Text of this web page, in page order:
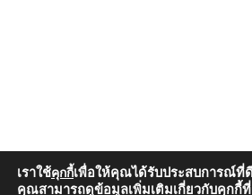
เราใช้คุกกี้เพื่อให้คุณได้รับประสบการณ์ที่
คุณสามารถดูข้อมูลเพิ่มเติมเกี่ยวกับคุกกี้